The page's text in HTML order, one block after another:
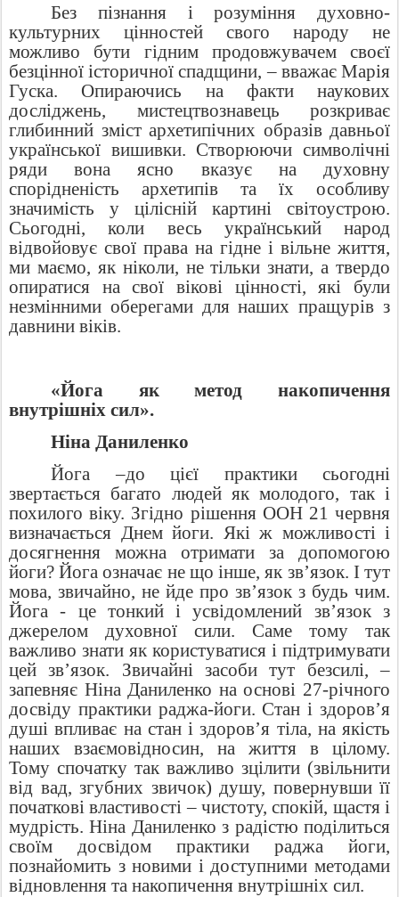
Без пізнання і розуміння духовно-
культурних цінностей свого народу не
можливо бути гідним продовжувачем своєї
безцінної історичної спадщини, – вважає Марія
Гуска. Опираючись на факти наукових
досліджень, мистецтвознавець розкриває
глибинний зміст архетипічних образів давньої
української вишивки. Створюючи символічні
ряди вона ясно вказує на духовну
спорідненість архетипів та їх особливу
значимість у цілісній картині світоустрою.
Сьогодні, коли весь український народ
відвойовує свої права на гідне і вільне життя,
ми маємо, як ніколи, не тільки знати, а твердо
опиратися на свої вікові цінності, які були
незмінними оберегами для наших пращурів з
давнини віків.
«Йога як метод накопичення
внутрішніх сил».
Ніна Даниленко
Йога –до цієї практики сьогодні
звертається багато людей як молодого, так і
похилого віку. Згідно рішення ООН 21 червня
визначається Днем йоги. Які ж можливості і
досягнення можна отримати за допомогою
йоги? Йога означає не що інше, як зв’язок. І тут
мова, звичайно, не йде про зв’язок з будь чим.
Йога - це тонкий і усвідомлений зв’язок з
джерелом духовної сили. Саме тому так
важливо знати як користуватися і підтримувати
цей зв’язок. Звичайні засоби тут безсилі, –
запевняє Ніна Даниленко на основі 27-річного
досвіду практики раджа-йоги. Стан і здоров’я
душі впливає на стан і здоров’я тіла, на якість
наших взаємовідносин, на життя в цілому.
Тому спочатку так важливо зцілити (звільнити
від вад, згубних звичок) душу, повернувши її
початкові властивості – чистоту, спокій, щастя і
мудрість. Ніна Даниленко з радістю поділиться
своїм досвідом практики раджа йоги,
познайомить з новими і доступними методами
відновлення та накопичення внутрішніх сил.